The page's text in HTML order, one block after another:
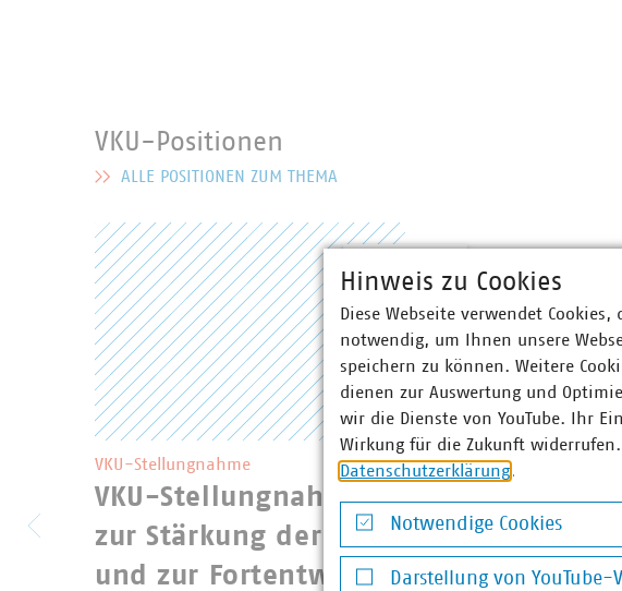
VKU-Positionen
MEHR ZU VKU-POSITIONEN
ALLE POSITIONEN ZUM THEMA
VKU-Stellungnahme
VKU-Stellungnahme Entwurf eines
zur Stärkung der Natürlichen
und zur Fortentwicklung der
Hinweis zu Cookies
Diese Webseite verwendet
notwendig, um Ihnen unsere
speichern zu können. Weitere
dienen zur Auswertung und
wir die Dienste von YouTube. Ihr
Wirkung für die Zukunft
Datenschutzerklärung.
Notwendige Cookies
Notwendige Cookies
Darstellung von YouTube-